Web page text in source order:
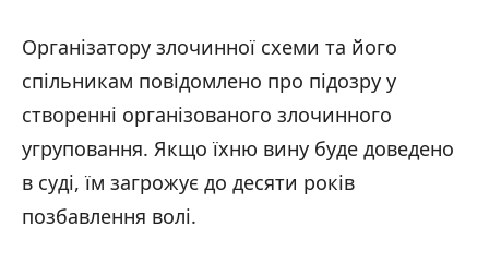
Організатору злочинної схеми та його
спільникам повідомлено про підозру у
створенні організованого злочинного
угруповання. Якщо їхню вину буде доведено
в суді, їм загрожує до десяти років
позбавлення волі.